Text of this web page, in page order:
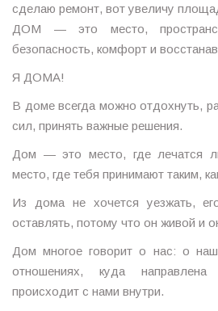
сделаю ремонт, вот увеличу
ДОМ — это место,
безопасность, комфорт и
Я ДОМА!
В доме всегда можно отдохнуть,
сил, принять важные решения.
Дом — это место, где лечатся
место, где тебя принимают таким,
Из дома не хочется уезжать,
оставлять, потому что он живой и
Дом многое говорит о нас: о
отношениях, куда
происходит с нами внутри.